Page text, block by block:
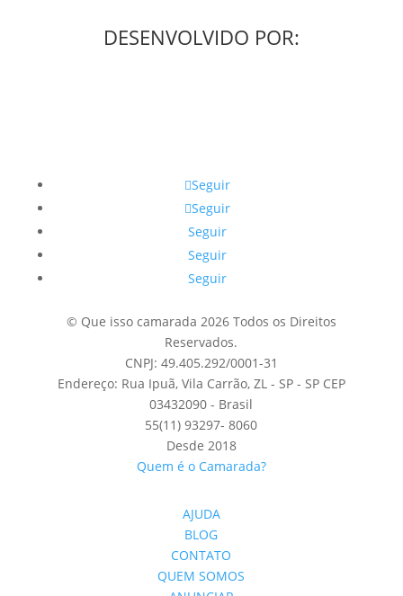
DESENVOLVIDO POR:
Seguir
Seguir
Seguir
Seguir
Seguir
© Que isso camarada 2026 Todos os Direitos
Reservados.
CNPJ: 49.405.292/0001-31
Endereço: Rua Ipuã, Vila Carrão, ZL - SP - SP CEP
03432090 - Brasil
55(11) 93297- 8060
Desde 2018
Quem é o Camarada?
AJUDA
BLOG
CONTATO
QUEM SOMOS